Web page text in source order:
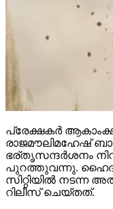
പ്രേക്ഷകര്‍
രാജമൗലിമഹേഷ്
ഭര്തൃസന്ദര്‍ശനം
പുറത്തുവന്നു.
സിറ്റിയില്‍ നടന്ന
റിലീസ് ചെയ്തത്.